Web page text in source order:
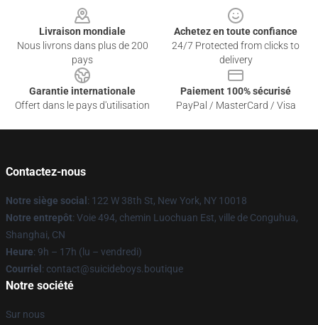
Livraison mondiale
Nous livrons dans plus de 200
pays
Achetez en toute confiance
24/7 Protected from clicks to
delivery
Garantie internationale
Offert dans le pays d'utilisation
Paiement 100% sécurisé
PayPal / MasterCard / Visa
Contactez-nous
Notre siège social : 122 W 38th St, New York, NY 10018
Notre entrepôt: Voie 494, chemin Luochuan Est, ville de Conguhua,
Shanghai, CN
Heure: 9h – 17h (lu – vendredi)
Courriel : contact@suicideboys.boutique
Notre société
Sur nous